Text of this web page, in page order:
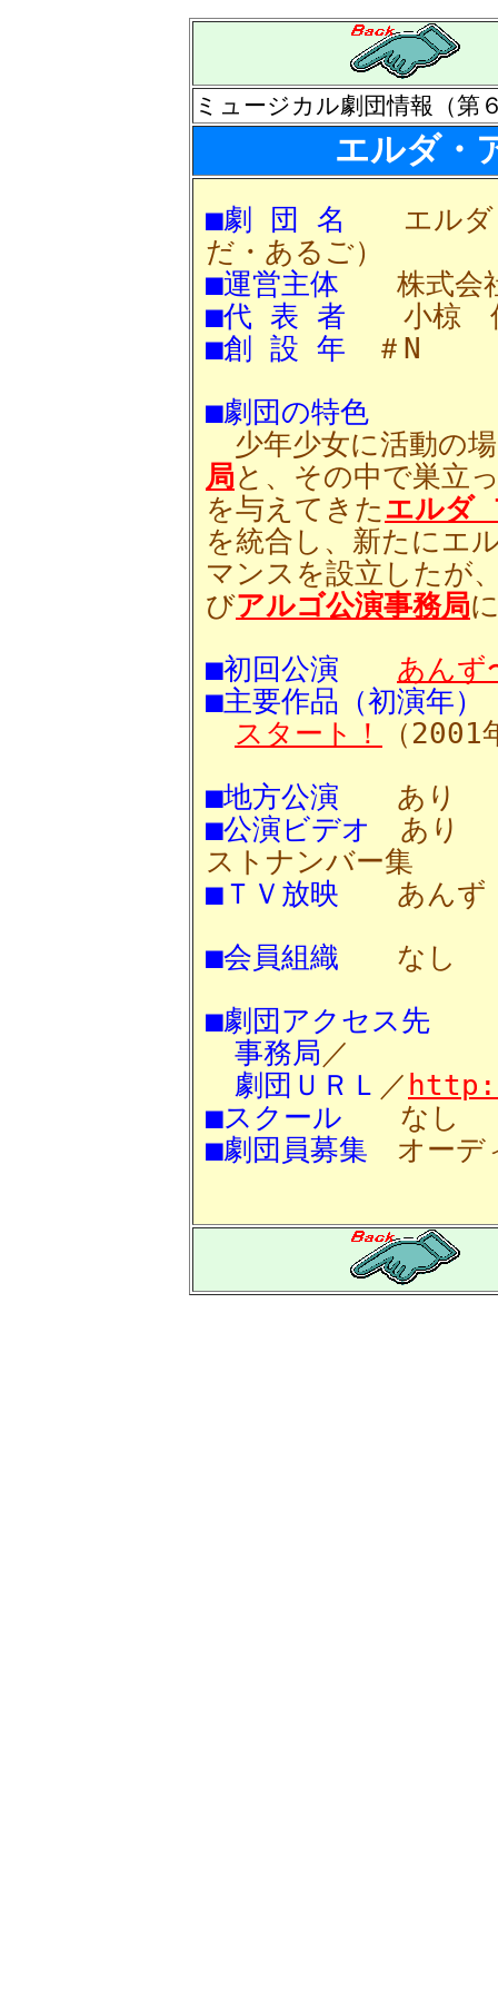
ミュージカル劇団情報（第
エルダ・
■劇 団 名
エルダ
だ・あるご）
■運営主体 株式会社
■代 表 者 小椋 佳
■創 設 年 ＃N
■劇団の特色
少年少女に活動の
局と、その中で巣立
を与えてきたエルダ
を統合し、新たにエ
マンスを設立したが
びアルゴ公演事務局
■初回公演
あんず
■主要作品（初演年）
スタート！
（2001
■地方公演
■公演ビデオ
ストナンバー集
■ＴＶ放映 あんず
■会員組織 なし
■劇団アクセス先
事務局 ／
劇団ＵＲＬ ／
■スクール
なし
■劇団員募集 オーデ